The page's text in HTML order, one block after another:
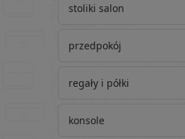
stoliki salon
przedpokój
regały i półki
konsole